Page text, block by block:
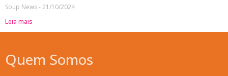
Soup News 21/10/2024
Leia mais
Quem Somos